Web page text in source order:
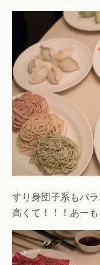
すり身団子系もバ
高くて！！！あーも